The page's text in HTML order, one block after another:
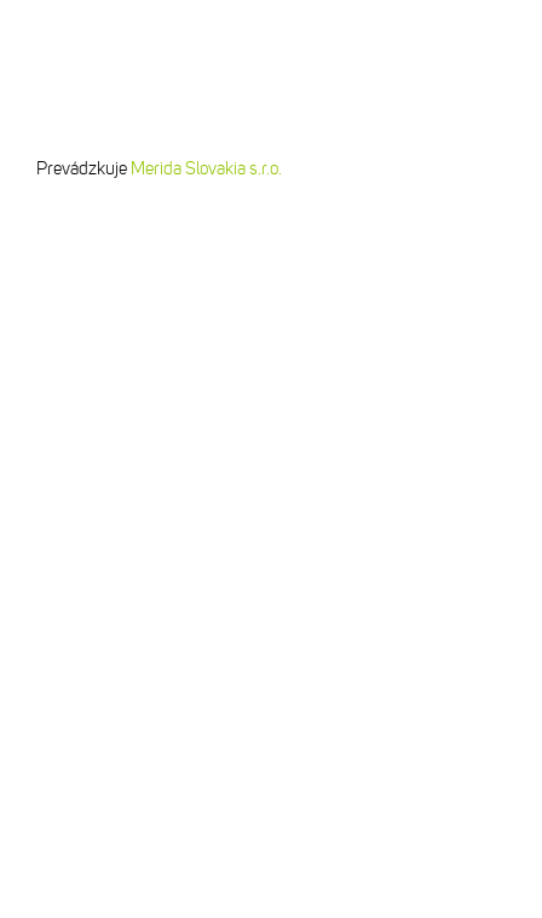
Prevádzkuje Merida Slovakia s.r.o.